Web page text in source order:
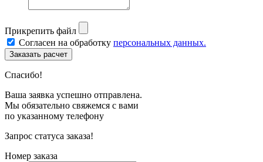
Прикрепить файл
Согласен на обработку персональных данных.
Спасибо!
Ваша заявка успешно отправлена.
Мы обязательно свяжемся с вами
по указанному телефону
Запрос статуса заказа!
Номер заказа